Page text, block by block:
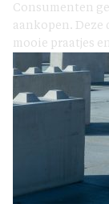
Consumenten
aankopen.
mooie praatjes